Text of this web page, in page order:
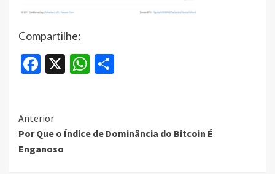
Compartilhe:
Facebook
X WhatsApp
Continue
Reading
Anterior
Por Que o Índice de Dominância do Bitcoin É
Enganoso